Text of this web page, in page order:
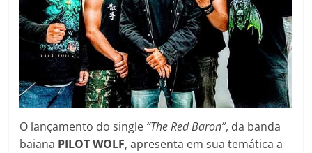
O lançamento do single “The Red Baron”, da banda
baiana PILOT WOLF, apresenta em sua temática a